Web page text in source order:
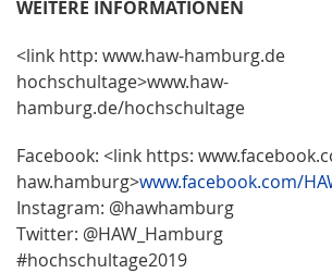
WEITERE INFORMATIONEN
<link http: www.haw-hamburg.de
hochschultage>www.haw-
hamburg.de/hochschultage
Facebook: <link https:
haw.hamburg>www.facebook.com/
Instagram: @hawhamburg
Twitter: @HAW_Hamburg
#hochschultage2019